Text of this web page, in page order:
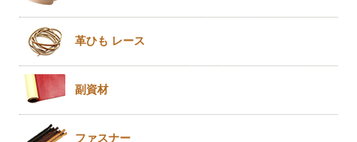
革ひも レース
副資材
ファスナー